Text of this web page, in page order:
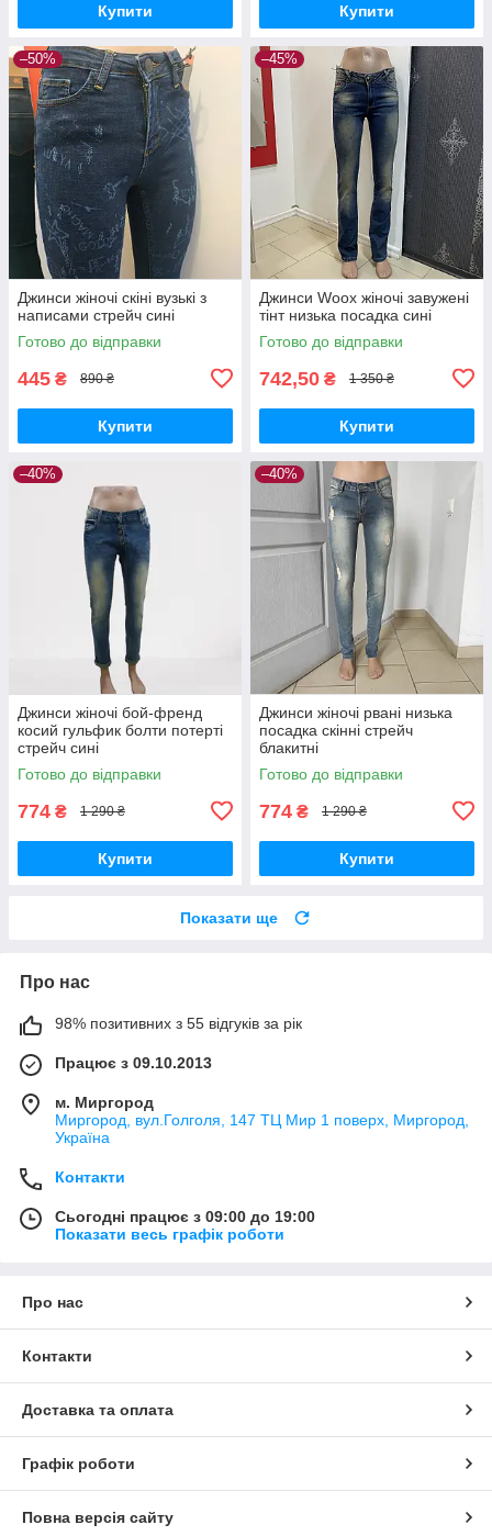
Купити Купити
–50%
Джинси жіночі скіні вузькі з
написами стрейч сині
Готово до відправки
445 ₴ 890 ₴
Купити
–45%
Джинси Woox жіночі завужені
тінт низька посадка сині
Готово до відправки
742,50 ₴ 1 350 ₴
Купити
–40%
Джинси жіночі бой-френд
косий гульфик болти потерті
стрейч сині
Готово до відправки
774 ₴ 1 290 ₴
Купити
–40%
Джинси жіночі рвані низька
посадка скінні стрейч
блакитні
Готово до відправки
774 ₴ 1 290 ₴
Купити
Показати ще
Про нас
98% позитивних з 55 відгуків за рік
Працює з 09.10.2013
м. Миргород
Миргород, вул.Голголя, 147 ТЦ Мир 1 поверх, Миргород,
Україна
Контакти
Сьогодні працює з 09:00 до 19:00
Показати весь графік роботи
Про нас
Контакти
Доставка та оплата
Графік роботи
Повна версія сайту